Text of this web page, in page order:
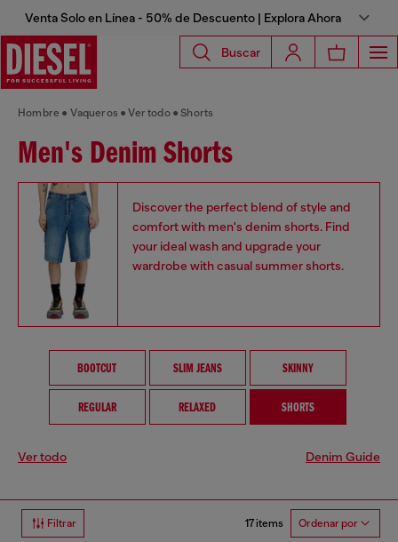
Venta Solo en Línea - 50% de Descuento | Explora Ahora
Buscar
Hombre Vaqueros Ver todo Shorts
Men's Denim Shorts
Discover the perfect blend of style and
comfort with men's denim shorts. Find
your ideal wash and upgrade your
wardrobe with casual summer shorts.
BOOTCUT SLIM JEANS SKINNY
REGULAR RELAXED SHORTS
Ver todo Denim Guide
Filtrar 17 items Ordenar por